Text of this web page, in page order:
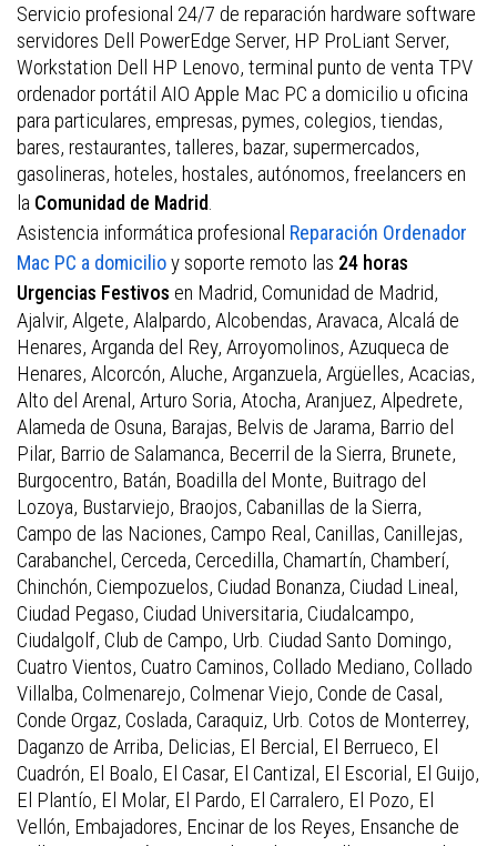
Servicio profesional 24/7 de reparación hardware software
servidores Dell PowerEdge Server, HP ProLiant Server,
Workstation Dell HP Lenovo, terminal punto de venta TPV
ordenador portátil AIO Apple Mac PC a domicilio u oficina
para particulares, empresas, pymes, colegios, tiendas,
bares, restaurantes, talleres, bazar, supermercados,
gasolineras, hoteles, hostales, autónomos, freelancers en
la Comunidad de Madrid.
Asistencia informática profesional Reparación Ordenador
Mac PC a domicilioy soporte remoto las 24 horas
Urgencias Festivos en Madrid, Comunidad de Madrid,
Ajalvir, Algete, Alalpardo, Alcobendas, Aravaca, Alcalá de
Henares, Arganda del Rey, Arroyomolinos, Azuqueca de
Henares, Alcorcón, Aluche, Arganzuela, Argüelles, Acacias,
Alto del Arenal, Arturo Soria, Atocha, Aranjuez, Alpedrete,
Alameda de Osuna, Barajas, Belvis de Jarama, Barrio del
Pilar, Barrio de Salamanca, Becerril de la Sierra, Brunete,
Burgocentro, Batán, Boadilla del Monte, Buitrago del
Lozoya, Bustarviejo, Braojos, Cabanillas de la Sierra,
Campo de las Naciones, Campo Real, Canillas, Canillejas,
Carabanchel, Cerceda, Cercedilla, Chamartín, Chamberí,
Chinchón, Ciempozuelos, Ciudad Bonanza, Ciudad Lineal,
Ciudad Pegaso, Ciudad Universitaria, Ciudalcampo,
Ciudalgolf, Club de Campo, Urb. Ciudad Santo Domingo,
Cuatro Vientos, Cuatro Caminos, Collado Mediano, Collado
Villalba, Colmenarejo, Colmenar Viejo, Conde de Casal,
Conde Orgaz, Coslada, Caraquiz, Urb. Cotos de Monterrey,
Daganzo de Arriba, Delicias, El Bercial, El Berrueco, El
Cuadrón, El Boalo, El Casar, El Cantizal, El Escorial, El Guijo,
El Plantío, El Molar, El Pardo, El Carralero, El Pozo, El
Vellón, Embajadores, Encinar de los Reyes, Ensanche de